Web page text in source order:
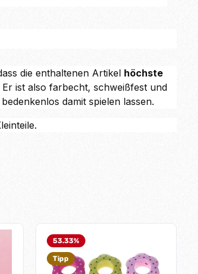
die enthaltenen Artikel höchste
ist also farbecht, schweißfest und
damit spielen lassen.
53.33%
Tipp